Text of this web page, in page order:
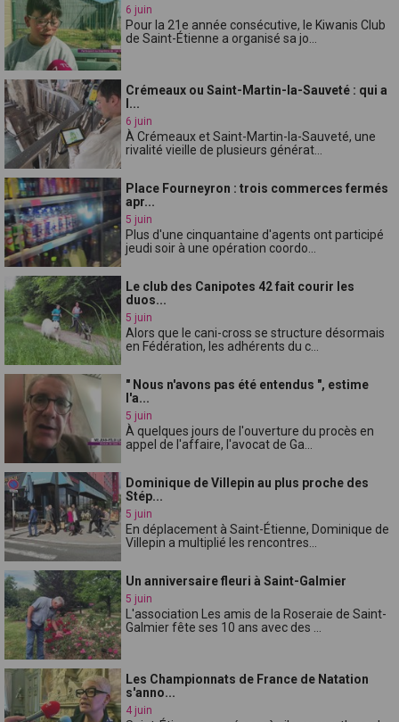
6 juin
Pour la 21e année consécutive, le Kiwanis Club
de Saint-Étienne a organisé sa jo...
Crémeaux ou Saint-Martin-la-Sauveté : qui a
l...
6 juin
À Crémeaux et Saint-Martin-la-Sauveté, une
rivalité vieille de plusieurs générat...
Place Fourneyron : trois commerces fermés
apr...
5 juin
Plus d'une cinquantaine d'agents ont participé
jeudi soir à une opération coordo...
Le club des Canipotes 42 fait courir les
duos...
5 juin
Alors que le cani-cross se structure désormais
en Fédération, les adhérents du c...
" Nous n'avons pas été entendus ", estime
l'a...
5 juin
À quelques jours de l'ouverture du procès en
appel de l'affaire, l'avocat de Ga...
Dominique de Villepin au plus proche des
Stép...
5 juin
En déplacement à Saint-Étienne, Dominique de
Villepin a multiplié les rencontres...
Un anniversaire fleuri à Saint-Galmier
5 juin
L'association Les amis de la Roseraie de Saint-
Galmier fête ses 10 ans avec des ...
Les Championnats de France de Natation
s'anno...
4 juin